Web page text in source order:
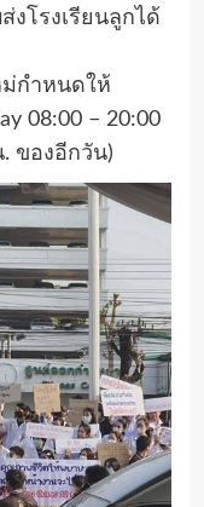
ง​โรงเรียนลูกได้​
ม่กำหนดให้
08:00 – 20:00
. ของอีกวัน)